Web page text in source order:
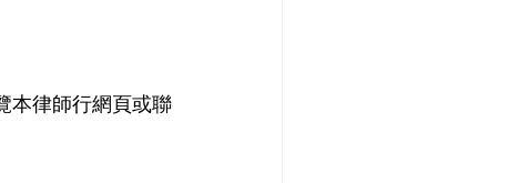
本律師行網頁或聯